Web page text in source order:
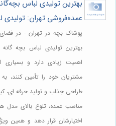
بهترین تولیدی لباس
عمده‌فروشی تهران: تولیدی
پوشاک بچه در تهران - در
بهترین تولیدی لباس بچه
اهمیت زیادی دارد و بسیاری
مشتریان خود را تأمین کنند،
طراحی جذاب و تولید حرفه ای،
مناسب عمده، تنوع بالای مدل
اختیارشان قرار دهد و همین